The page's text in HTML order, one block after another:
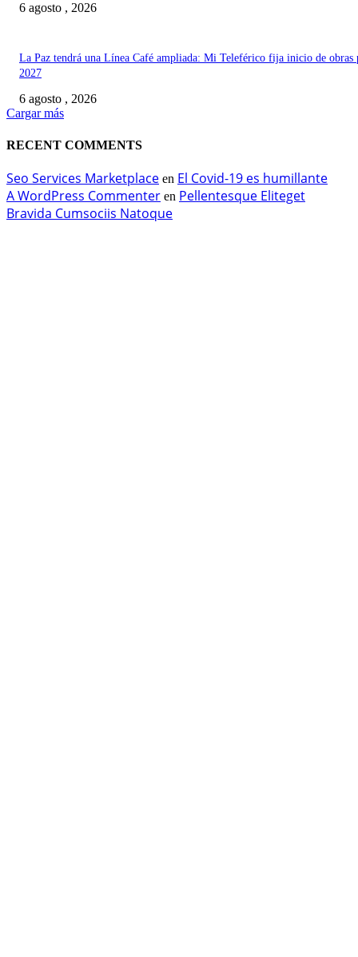
6 agosto , 2026
La Paz tendrá una Línea Café ampliada: Mi Teleférico fija inicio de obras
2027
6 agosto , 2026
Cargar más
RECENT COMMENTS
Seo Services Marketplace en El Covid-19 es humillante
A WordPress Commenter en Pellentesque Eliteget
Bravida Cumsociis Natoque